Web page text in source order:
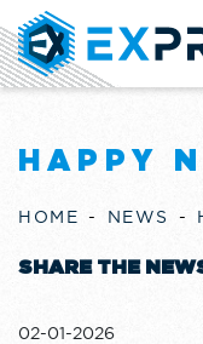
HAPPY
HOME NEWS
SHARE THE
02-01-2026